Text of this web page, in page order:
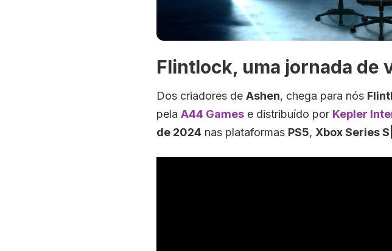
Flintlock, uma jornada de
Dos criadores de Ashen, chega para nós
pela A44 Gamese distribuído por Kepler
de 2024 nas plataformas PS5, Xbox Series